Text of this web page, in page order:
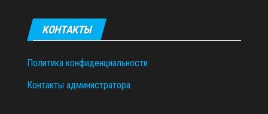
КОНТАКТЫ
Политика конфиденциальности
Контакты администратора